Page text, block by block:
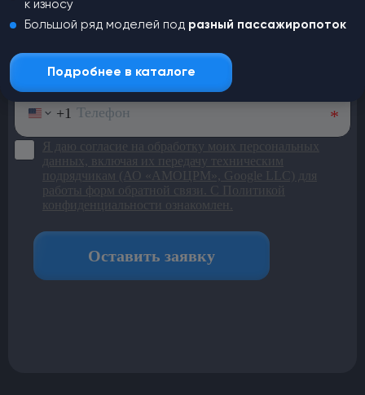
к износу
Большой ряд моделей под разный пассажиропоток
Подробнее в каталоге